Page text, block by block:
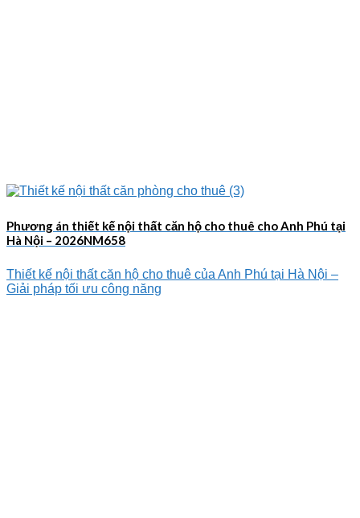
Phương án thiết kế nội thất căn hộ cho thuê cho Anh Phú tại
Hà Nội – 2026NM658
Thiết kế nội thất căn hộ cho thuê của Anh Phú tại Hà Nội –
Giải pháp tối ưu công năng